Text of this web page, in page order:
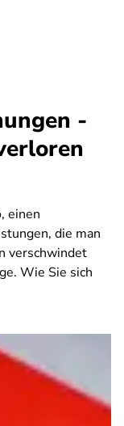
-
einen
die man
verschwindet
Wie Sie sich